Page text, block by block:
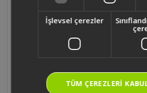
Seti kaç fonksiyona sahip ?
AR1167 - Arzum Starblend Multi
Setinin motoru kaç watt ?
AR1139 - Arzum Chefy El Blender
mutfaklarda kullanıma uygun
İşlevsel çerezler
TÜM ÇEREZLERI